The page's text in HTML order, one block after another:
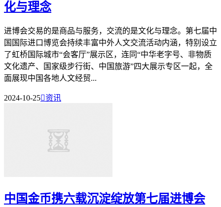
化与理念
进博会交易的是商品与服务，交流的是文化与理念。第七届中
国国际进口博览会持续丰富中外人文交流活动内涵，特别设立
了虹桥国际城市“会客厅”展示区，连同“中华老字号、非物质
文化遗产、国家级步行街、中国旅游”四大展示专区一起，全
面展现中国各地人文经贸...
2024-10-25资讯
中国金币携六载沉淀绽放第七届进博会